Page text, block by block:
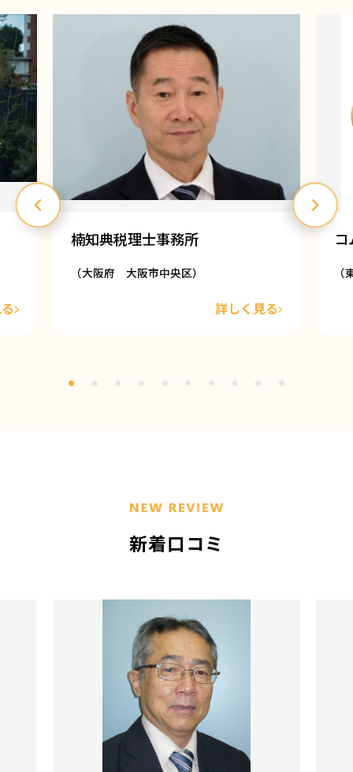
楠知典税理士事務所
（大阪府 大阪市中央区）
詳しく見る
新着口コミ